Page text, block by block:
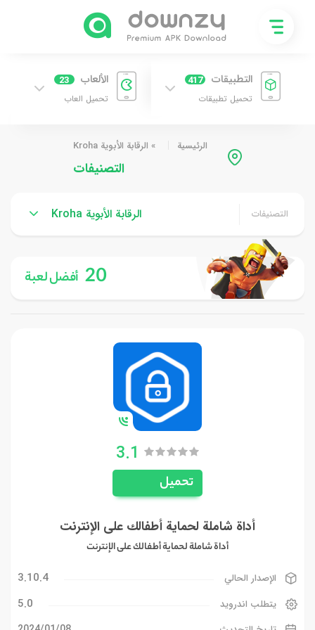
التطبيقات 417
تحميل تطبيقات
الألعاب 23
تحميل العاب
الرئيسية » الرقابة الأبوية Kroha
التصنيفات
التصنيفات الرقابة الأبوية Kroha
20 أفضل لعبة
3.1
تحميل
أداة شاملة لحماية أطفالك على الإنترنت
أداة شاملة لحماية أطفالك على الإنترنت
الإصدار الحالي 3.10.4
يتطلب اندرويد 5.0